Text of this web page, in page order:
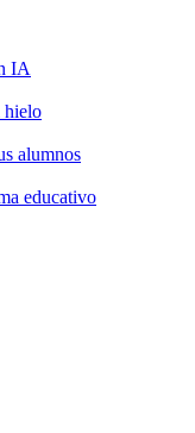
IA
hielo
alumnos
educativo